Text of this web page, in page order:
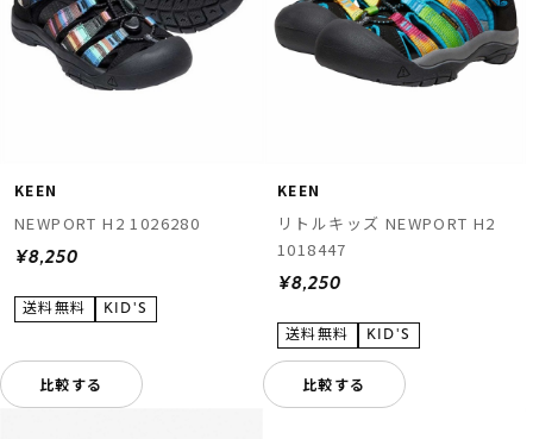
KEEN
NEWPORT H2 1026280
¥8,250
比較する
KEEN
リトルキッズ NEWPORT H2
1018447
¥8,250
比較する